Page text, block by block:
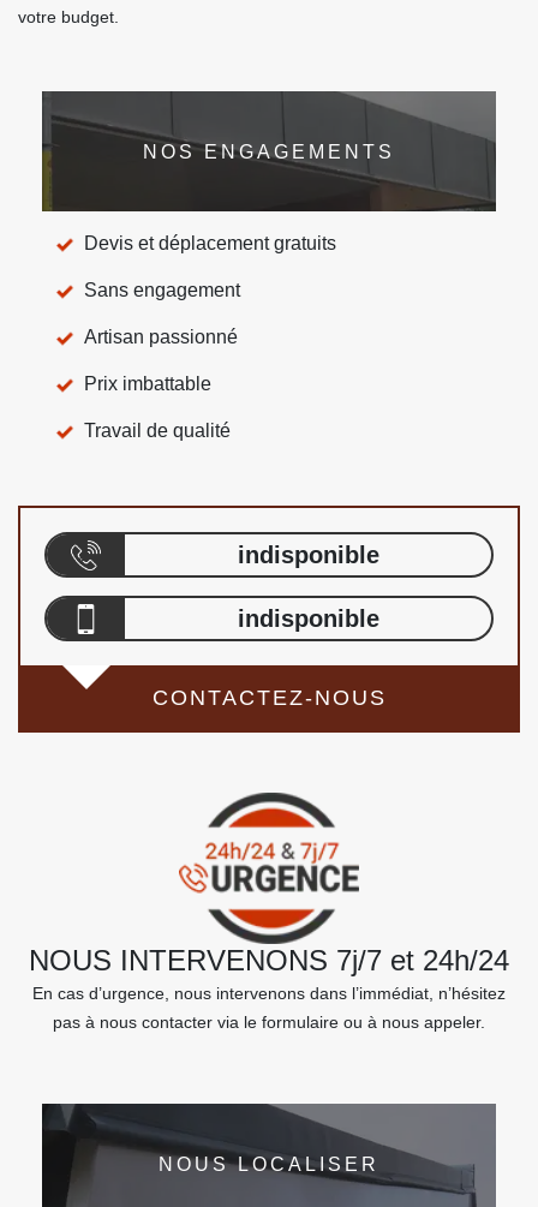
votre budget.
NOS ENGAGEMENTS
Devis et déplacement gratuits
Sans engagement
Artisan passionné
Prix imbattable
Travail de qualité
indisponible
indisponible
CONTACTEZ-NOUS
NOUS INTERVENONS 7j/7 et 24h/24
En cas d’urgence, nous intervenons dans l’immédiat, n’hésitez
pas à nous contacter via le formulaire ou à nous appeler.
NOUS LOCALISER